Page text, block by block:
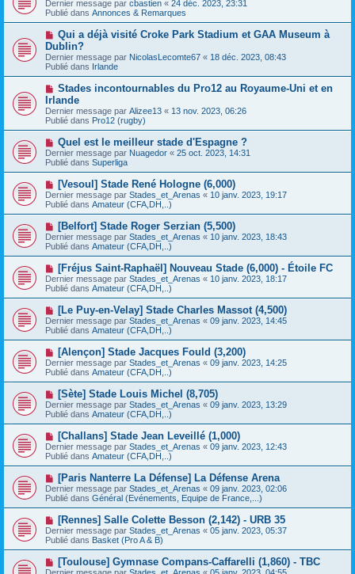
a
g
e
u
m
e
s
s
a
g
e
u
v
a
u
m
e
s
s
a
g
e
Dernier message par cbastien « 24 déc. 2023, 23:31
Publié dans Annonces & Remarques
N
u
v
e
a
u
m
e
s
a
g
e
Qui a déjà visité Croke Park Stadium et GAA Museum à
Dublin?
Dernier message par NicolasLecomte67 « 18 déc. 2023, 08:43
Publié dans Irlande
N
o
u
v
e
a
u
m
e
s
s
a
g
e
Stades incontournables du Pro12 au Royaume-Uni et en
Irlande
Dernier message par Alizee13 « 13 nov. 2023, 06:26
Publié dans Pro12 (rugby)
N
o
u
v
e
u
m
e
s
a
g
e
Quel est le meilleur stade d'Espagne ?
Dernier message par Nuagedor « 25 oct. 2023, 14:31
Publié dans Superliga
N
o
u
v
e
u
m
e
s
a
g
e
[Vesoul] Stade René Hologne (6,000)
Dernier message par Stades_et_Arenas « 10 janv. 2023, 19:17
Publié dans Amateur (CFA,DH,..)
N
o
u
v
e
u
m
e
s
a
g
e
[Belfort] Stade Roger Serzian (5,500)
Dernier message par Stades_et_Arenas « 10 janv. 2023, 18:43
Publié dans Amateur (CFA,DH,..)
N
o
u
v
e
u
m
e
s
a
g
e
[Fréjus Saint-Raphaël] Nouveau Stade (6,000) - Étoile FC
Dernier message par Stades_et_Arenas « 10 janv. 2023, 18:17
Publié dans Amateur (CFA,DH,..)
N
o
u
v
e
u
m
e
s
a
g
e
[Le Puy-en-Velay] Stade Charles Massot (4,500)
Dernier message par Stades_et_Arenas « 09 janv. 2023, 14:45
Publié dans Amateur (CFA,DH,..)
N
o
u
v
e
u
m
e
s
a
g
e
[Alençon] Stade Jacques Fould (3,200)
Dernier message par Stades_et_Arenas « 09 janv. 2023, 14:25
Publié dans Amateur (CFA,DH,..)
N
o
u
v
e
u
m
e
s
a
g
e
[Sète] Stade Louis Michel (8,705)
Dernier message par Stades_et_Arenas « 09 janv. 2023, 13:29
Publié dans Amateur (CFA,DH,..)
N
o
u
v
e
u
m
e
s
a
g
e
[Challans] Stade Jean Leveillé (1,000)
Dernier message par Stades_et_Arenas « 09 janv. 2023, 12:43
Publié dans Amateur (CFA,DH,..)
N
o
u
v
e
u
m
e
s
[Paris Nanterre La Défense] La Défense Arena
Dernier message par Stades_et_Arenas « 09 janv. 2023, 02:06
Publié dans Général (Evénements, Equipe de France,...)
N
o
u
v
e
[Rennes] Salle Colette Besson (2,142) - URB 35
Dernier message par Stades_et_Arenas « 05 janv. 2023, 05:37
Publié dans Basket (Pro A & B)
N
o
[Toulouse] Gymnase Compans-Caffarelli (1,860) - TBC
Dernier message par Stades_et_Arenas « 05 janv. 2023, 04:55